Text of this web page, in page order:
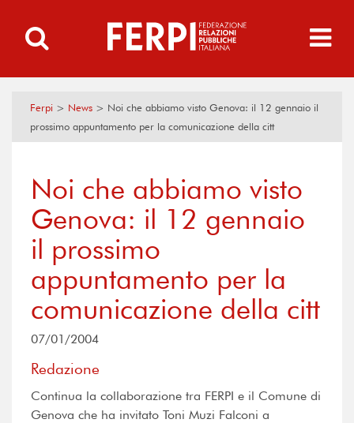
Ferpi > News > Noi che abbiamo visto Genova: il 12 gennaio il
prossimo appuntamento per la comunicazione della citt
Noi che abbiamo visto
Genova: il 12 gennaio
il prossimo
appuntamento per la
comunicazione della citt
07/01/2004
Redazione
Continua la collaborazione tra FERPI e il Comune di
Genova che ha invitato Toni Muzi Falconi a